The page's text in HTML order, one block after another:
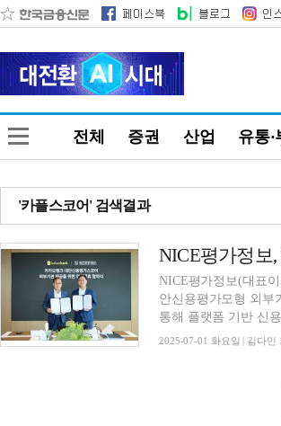
전체 증권 산업 유통
'카플스코어' 검색결과
NICE평가정보(대표
안신용평가모형 외부
통해 플랫폼 기반 신
2025-07-01 화요일 | 김다민